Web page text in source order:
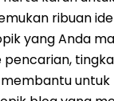
ribuan
yang Anda
untuk